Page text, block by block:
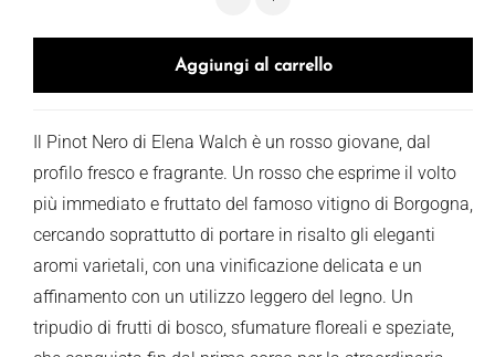
Aggiungi al carrello
Il Pinot Nero di Elena Walch è un rosso giovane, dal
profilo fresco e fragrante. Un rosso che esprime il volto
più immediato e fruttato del famoso vitigno di Borgogna,
cercando soprattutto di portare in risalto gli eleganti
aromi varietali, con una vinificazione delicata e un
affinamento con un utilizzo leggero del legno. Un
tripudio di frutti di bosco, sfumature floreali e speziate,